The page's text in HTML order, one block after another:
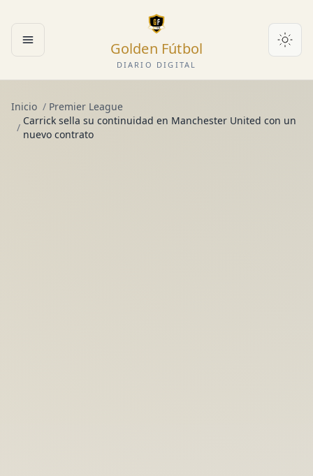
Abrir menú Golden Fútbol
DIARIO DIGITAL
Inicio / Premier League
/
Carrick sella su continuidad en Manchester United con un
nuevo contrato